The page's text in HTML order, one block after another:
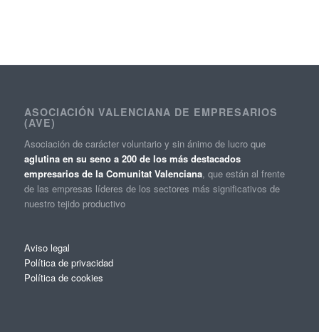
ASOCIACIÓN VALENCIANA DE EMPRESARIOS
(AVE)
Asociación de carácter voluntario y sin ánimo de lucro que
aglutina en su seno a 200 de los más destacados
empresarios de la Comunitat Valenciana, que están al frente
de las empresas líderes de los sectores más significativos de
nuestro tejido productivo
Aviso legal
Política de privacidad
Política de cookies